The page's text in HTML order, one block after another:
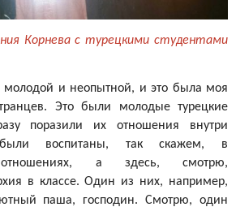
Корнева с турецкими студентами
молодой и неопытной, и это была моя
Это были молодые турецкие
поразили их отношения внутри
были воспитаны, так скажем, в
отношениях, а здесь, смотрю,
в классе. Один из них, например,
паша, господин. Смотрю, один